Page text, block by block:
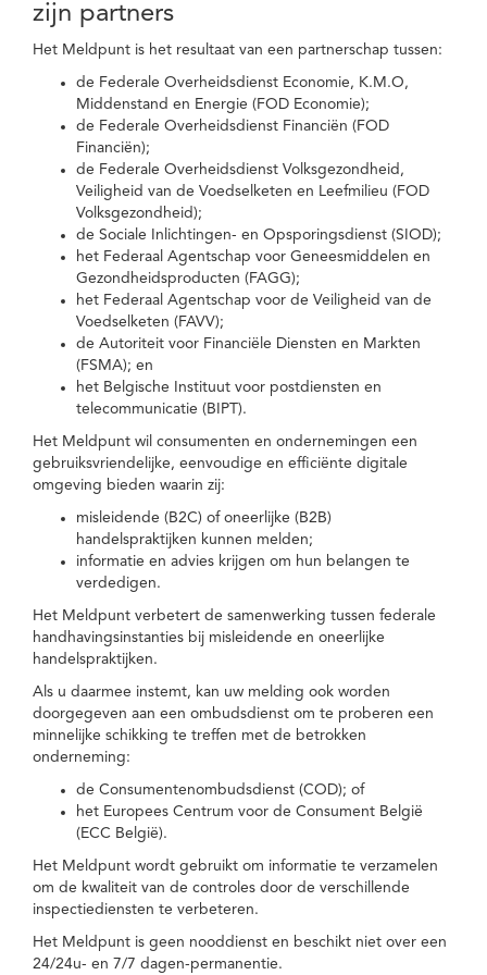
zijn partners
Het Meldpunt is het resultaat van een partnerschap tussen:
de Federale Overheidsdienst Economie, K.M.O,
Middenstand en Energie (FOD Economie);
de Federale Overheidsdienst Financiën (FOD
Financiën);
de Federale Overheidsdienst Volksgezondheid,
Veiligheid van de Voedselketen en Leefmilieu (FOD
Volksgezondheid);
de Sociale Inlichtingen- en Opsporingsdienst (SIOD);
het Federaal Agentschap voor Geneesmiddelen en
Gezondheidsproducten (FAGG);
het Federaal Agentschap voor de Veiligheid van de
Voedselketen (FAVV);
de Autoriteit voor Financiële Diensten en Markten
(FSMA); en
het Belgische Instituut voor postdiensten en
telecommunicatie (BIPT).
Het Meldpunt wil consumenten en ondernemingen een
gebruiksvriendelijke, eenvoudige en efficiënte digitale
omgeving bieden waarin zij:
misleidende (B2C) of oneerlijke (B2B)
handelspraktijken kunnen melden;
informatie en advies krijgen om hun belangen te
verdedigen.
Het Meldpunt verbetert de samenwerking tussen federale
handhavingsinstanties bij misleidende en oneerlijke
handelspraktijken.
Als u daarmee instemt, kan uw melding ook worden
doorgegeven aan een ombudsdienst om te proberen een
minnelijke schikking te treffen met de betrokken
onderneming:
de Consumentenombudsdienst (COD); of
het Europees Centrum voor de Consument België
(ECC België).
Het Meldpunt wordt gebruikt om informatie te verzamelen
om de kwaliteit van de controles door de verschillende
inspectiediensten te verbeteren.
Het Meldpunt is geen nooddienst en beschikt niet over een
24/24u- en 7/7 dagen-permanentie.